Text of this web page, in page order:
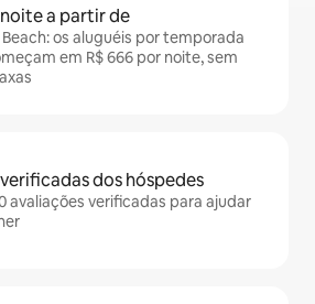
a partir de
os aluguéis por temporada
em R$ 666 por noite, sem
dos hóspedes
avaliações verificadas para ajudar